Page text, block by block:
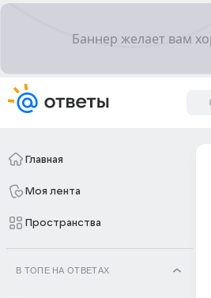
Главная
Моя лента
Пространства
В ТОПЕ НА ОТВЕТАХ